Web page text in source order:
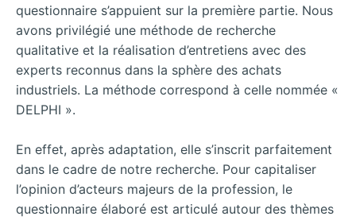
questionnaire s’appuient sur la première partie. Nous
avons privilégié une méthode de recherche
qualitative et la réalisation d’entretiens avec des
experts reconnus dans la sphère des achats
industriels. La méthode correspond à celle nommée «
DELPHI ».
En effet, après adaptation, elle s’inscrit parfaitement
dans le cadre de notre recherche. Pour capitaliser
l’opinion d’acteurs majeurs de la profession, le
questionnaire élaboré est articulé autour des thèmes